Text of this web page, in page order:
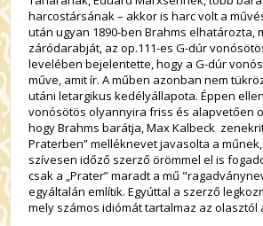
harcostársának – akkor is harc volt a
után ugyan 1890-ben Brahms elhatározta,
záródarabját, az op.111-es G-dúr
levelében bejelentette, hogy a G-dúr
műve, amit ír. A műben azonban nem
utáni letargikus kedélyállapota. Éppen
vonósötös olyannyira friss és alapvetően
hogy Brahms barátja, Max Kalbeck
Praterben” melléknevet javasolta a
szívesen időző szerző örömmel el is
csak a „Prater” maradt a mű
egyáltalán említik. Egyúttal a szerző
mely számos idiómát tartalmaz az olasztól